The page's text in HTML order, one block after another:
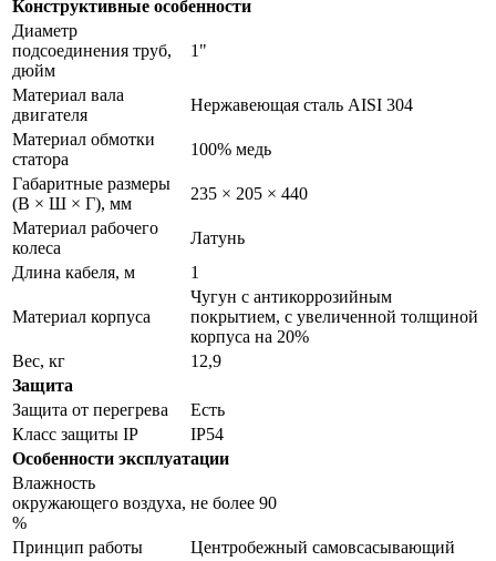
Конструктивные особенности
Диаметр
подсоединения труб,
дюйм
1"
Материал вала
двигателя
Нержавеющая сталь AISI 304
Материал обмотки
статора
100% медь
Габаритные размеры
(В × Ш × Г), мм
235 × 205 × 440
Материал рабочего
колеса
Латунь
Длина кабеля, м
1
Материал корпуса
Чугун с антикоррозийным
покрытием, с увеличенной толщиной
корпуса на 20%
Вес, кг
12,9
Защита
Защита от перегрева
Есть
Класс защиты IP
IP54
Особенности эксплуатации
Влажность
окружающего воздуха,
%
не более 90
Принцип работы
Центробежный самовсасывающий